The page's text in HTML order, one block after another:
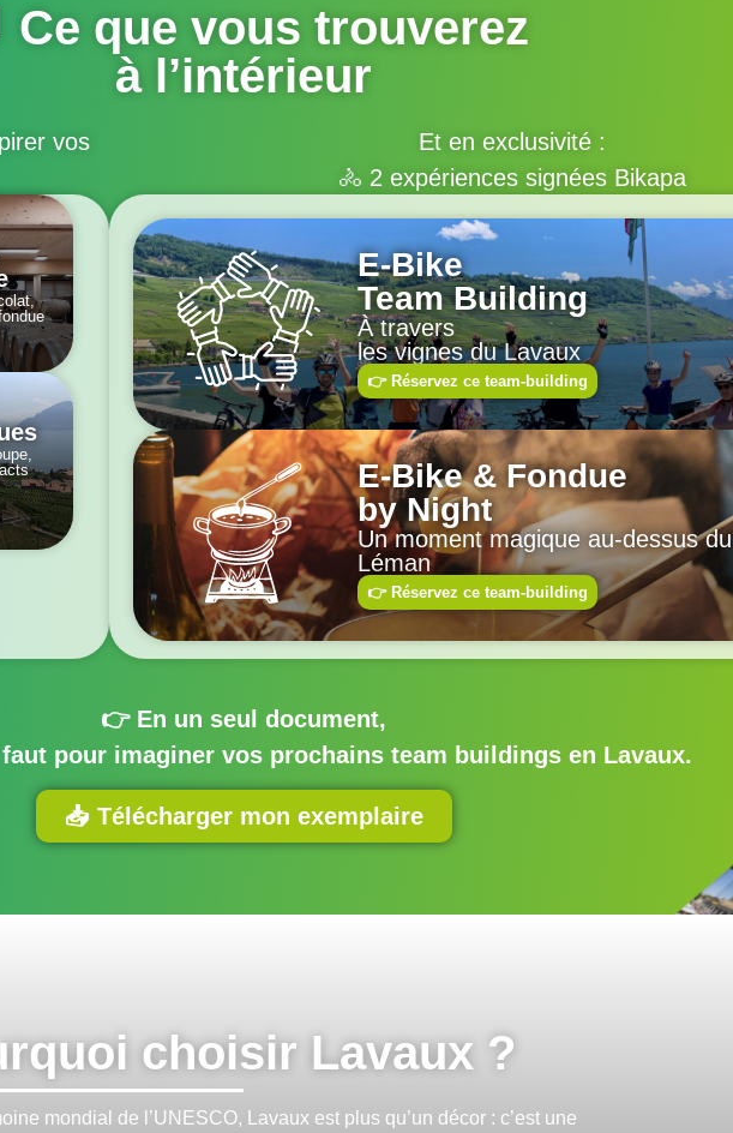
Ce que vous trouverez
à l’intérieur
vos
Et en exclusivité :
🚴 2 expériences signées Bikapa
E-Bike
Team Building
À travers
les vignes du Lavaux
👉 Réservez ce team-building
E-Bike & Fondue
by Night
Un moment magique au-dessus du
Léman
👉 Réservez ce team-building
👉 En un seul document,
pour imaginer vos prochains team buildings en Lavaux.
📥 Télécharger mon exemplaire
choisir Lavaux ?
mondial de l’UNESCO, Lavaux est plus qu’un décor : c’est une